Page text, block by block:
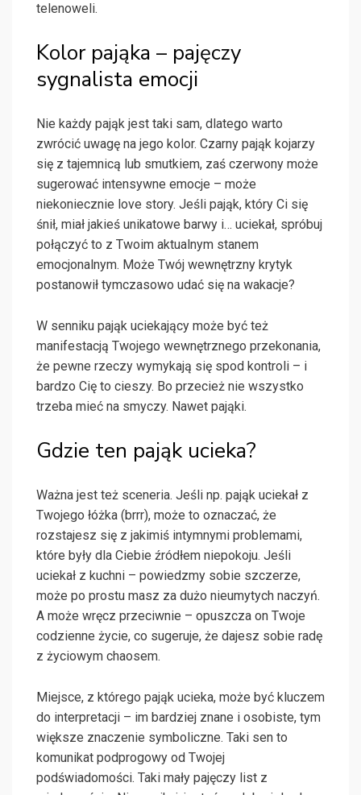
telenoweli.
Kolor pająka – pajęczy
sygnalista emocji
Nie każdy pająk jest taki sam, dlatego warto
zwrócić uwagę na jego kolor. Czarny pająk kojarzy
się z tajemnicą lub smutkiem, zaś czerwony może
sugerować intensywne emocje – może
niekoniecznie love story. Jeśli pająk, który Ci się
śnił, miał jakieś unikatowe barwy i… uciekał, spróbuj
połączyć to z Twoim aktualnym stanem
emocjonalnym. Może Twój wewnętrzny krytyk
postanowił tymczasowo udać się na wakacje?
W senniku pająk uciekający może być też
manifestacją Twojego wewnętrznego przekonania,
że pewne rzeczy wymykają się spod kontroli – i
bardzo Cię to cieszy. Bo przecież nie wszystko
trzeba mieć na smyczy. Nawet pająki.
Gdzie ten pająk ucieka?
Ważna jest też sceneria. Jeśli np. pająk uciekał z
Twojego łóżka (brrr), może to oznaczać, że
rozstajesz się z jakimiś intymnymi problemami,
które były dla Ciebie źródłem niepokoju. Jeśli
uciekał z kuchni – powiedzmy sobie szczerze,
może po prostu masz za dużo nieumytych naczyń.
A może wręcz przeciwnie – opuszcza on Twoje
codzienne życie, co sugeruje, że dajesz sobie radę
z życiowym chaosem.
Miejsce, z którego pająk ucieka, może być kluczem
do interpretacji – im bardziej znane i osobiste, tym
większe znaczenie symboliczne. Taki sen to
komunikat podprogowy od Twojej
podświadomości. Taki mały pajęczy list z